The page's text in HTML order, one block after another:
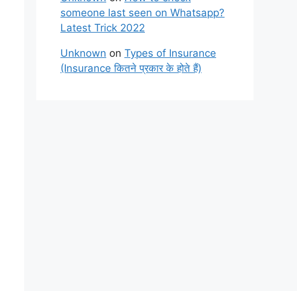
someone last seen on Whatsapp?
Latest Trick 2022
Unknown on Types of Insurance
(Insurance कितने प्रकार के होते हैं)